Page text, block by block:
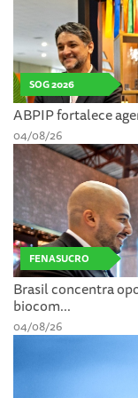
SOG 2026
ABPIP fortalece
04/08/26
FENASUCRO
Brasil concentra
biocom...
04/08/26